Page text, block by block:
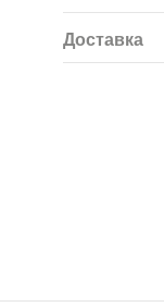
Доставка